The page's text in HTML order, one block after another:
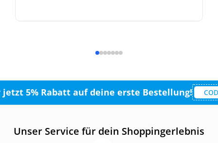
jetzt 5% Rabatt auf deine erste Bestellung!
Unser Service für dein Shoppingerlebnis